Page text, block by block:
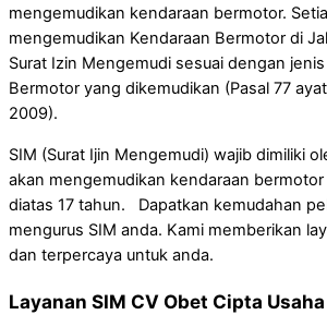
mengemudikan kendaraan bermotor.
mengemudikan Kendaraan Bermotor di
Surat Izin Mengemudi sesuai dengan
Bermotor yang dikemudikan (Pasal 77
2009).
SIM (Surat Ijin Mengemudi) wajib dimiliki
akan mengemudikan kendaraan
diatas 17 tahun. Dapatkan kemudahan
mengurus SIM anda. Kami memberikan
dan terpercaya untuk anda.
Layanan SIM CV Obet Cipta Usaha